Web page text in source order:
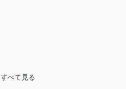
すべて見る